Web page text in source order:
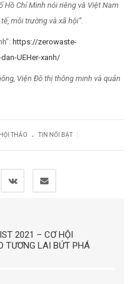
Chí Minh nói riêng và Việt Nam
môi trường và xã hội”.
https://zerowaste-
UEHer-xanh/
Viện Đô thị thông minh và quản
THẢO . TIN NỔI BẬT
2021 – CƠ HỘI
TƯƠNG LAI BỨT PHÁ